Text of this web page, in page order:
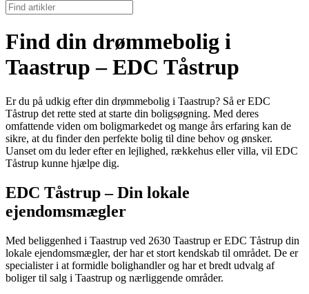
Find din drømmebolig i
Taastrup – EDC Tåstrup
Er du på udkig efter din drømmebolig i Taastrup? Så er EDC
Tåstrup det rette sted at starte din boligsøgning. Med deres
omfattende viden om boligmarkedet og mange års erfaring kan de
sikre, at du finder den perfekte bolig til dine behov og ønsker.
Uanset om du leder efter en lejlighed, rækkehus eller villa, vil EDC
Tåstrup kunne hjælpe dig.
EDC Tåstrup – Din lokale
ejendomsmægler
Med beliggenhed i Taastrup ved 2630 Taastrup er EDC Tåstrup din
lokale ejendomsmægler, der har et stort kendskab til området. De er
specialister i at formidle bolighandler og har et bredt udvalg af
boliger til salg i Taastrup og nærliggende områder.